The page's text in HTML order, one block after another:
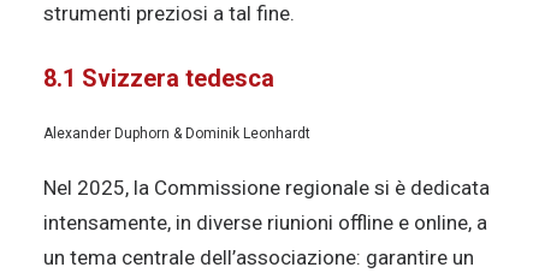
strumenti preziosi a tal fine.
8.1 Svizzera tedesca
Alexander Duphorn & Dominik Leonhardt
Nel 2025, la Commissione regionale si è dedicata
intensamente, in diverse riunioni offline e online, a
un tema centrale dell’associazione: garantire un